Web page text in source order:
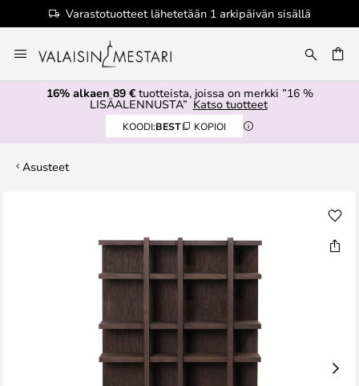
Varastotuotteet lähetetään 1 arkipäivän sisällä
to
Content
16% alkaen 89 €tuotteista, joissa on merkki ”16 %
LISÄALENNUSTA” Katso tuotteet
KOODI:BEST KOPIOI
Asusteet